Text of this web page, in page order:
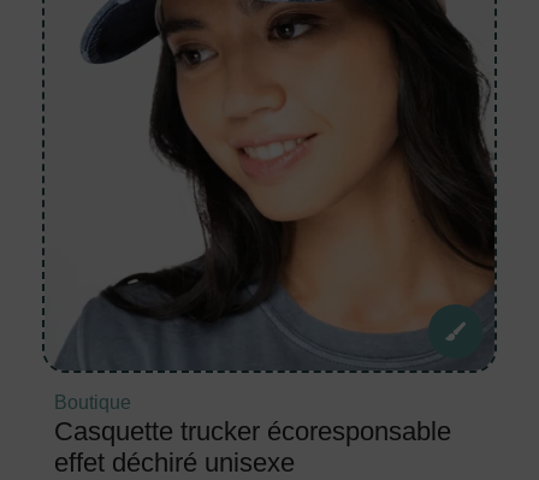
Boutique
Casquette trucker écoresponsable
effet déchiré unisexe